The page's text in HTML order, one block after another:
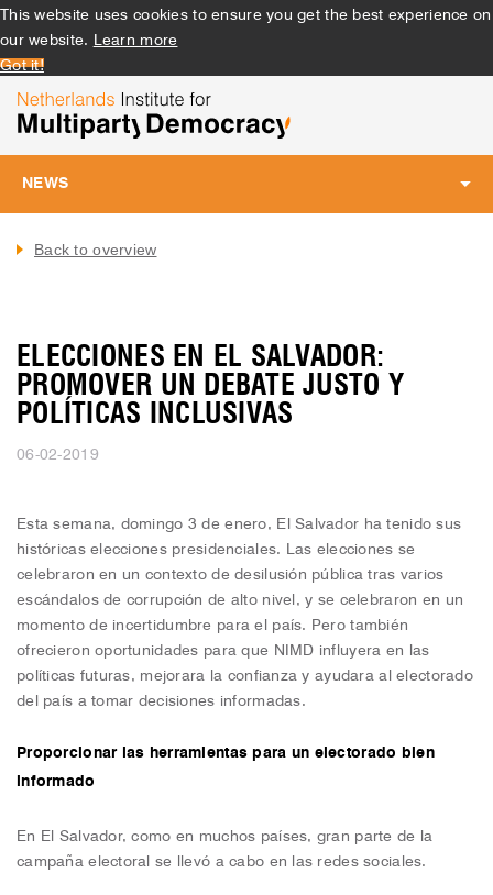
This website uses cookies to ensure you get the best experience on
our website. Learn more
Got it!
NEWS
navigation
Back to overview
ELECCIONES EN EL SALVADOR:
PROMOVER UN DEBATE JUSTO Y
POLÍTICAS INCLUSIVAS
06-02-2019
Esta semana, domingo 3 de enero, El Salvador ha tenido sus
históricas elecciones presidenciales. Las elecciones se
celebraron en un contexto de desilusión pública tras varios
escándalos de corrupción de alto nivel, y se celebraron en un
momento de incertidumbre para el país. Pero también
ofrecieron oportunidades para que NIMD influyera en las
políticas futuras, mejorara la confianza y ayudara al electorado
del país a tomar decisiones informadas.
Proporcionar las herramientas para un electorado bien
informado
En El Salvador, como en muchos países, gran parte de la
campaña electoral se llevó a cabo en las redes sociales.